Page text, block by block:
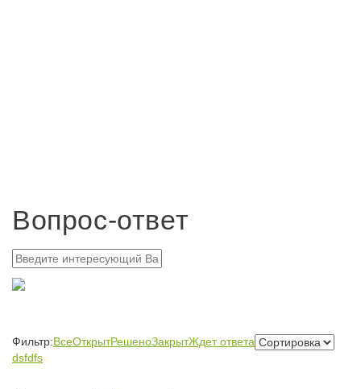
Вопрос-ответ
Фильтр:ВсеОткрытРешеноЗакрытЖдет ответа
dsfdfs